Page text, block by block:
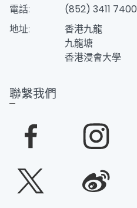
電話:
(852) 3411 7400
地址:
香港九龍
九龍塘
香港浸會大學
聯繫我們